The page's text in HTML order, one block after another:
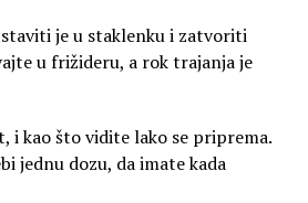
staviti je u staklenku i zatvoriti
u frižideru, a rok trajanja je
i kao što vidite lako se priprema.
jednu dozu, da imate kada